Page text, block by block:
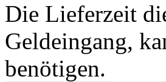
Die Lieferzeit
Geldeingang,
benötigen.